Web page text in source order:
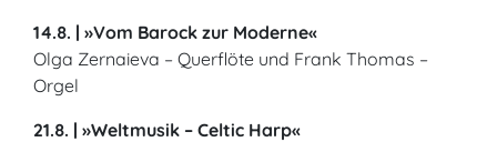
14.8. | »Vom Barock zur Moderne«
Olga Zernaieva – Querflöte und Frank Thomas –
Orgel
21.8. | »Weltmusik – Celtic Harp«